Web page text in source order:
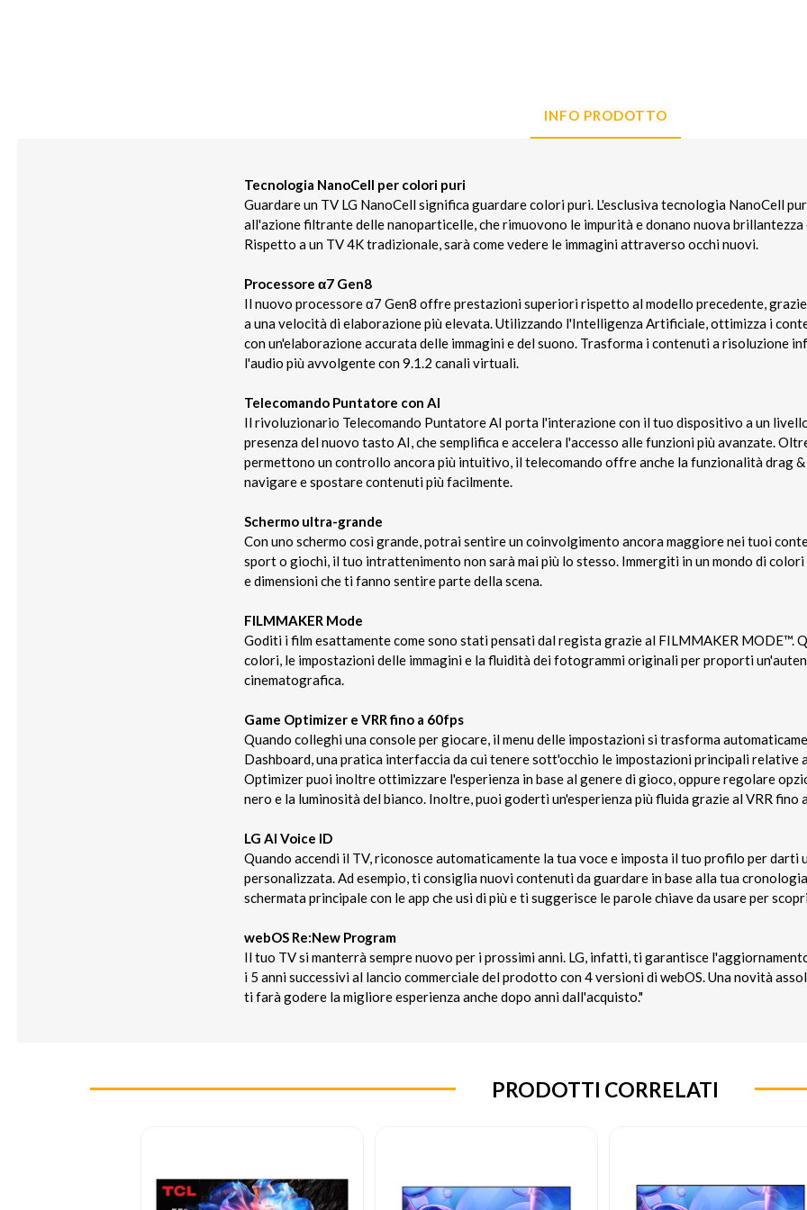
INFO PRODOTTO
Tecnologia NanoCell per colori puri
Guardare un TV LG NanoCell significa guardare colori puri. L'esclusiva tecnologia NanoCell
all'azione filtrante delle nanoparticelle, che rimuovono le impurità e donano nuova brillantezza
Rispetto a un TV 4K tradizionale, sarà come vedere le immagini attraverso occhi nuovi.
Processore α7 Gen8
Il nuovo processore α7 Gen8 offre prestazioni superiori rispetto al modello precedente,
a una velocità di elaborazione più elevata. Utilizzando l'Intelligenza Artificiale, ottimizza i
con un'elaborazione accurata delle immagini e del suono. Trasforma i contenuti a risoluzione
l'audio più avvolgente con 9.1.2 canali virtuali.
Telecomando Puntatore con AI
Il rivoluzionario Telecomando Puntatore AI porta l'interazione con il tuo dispositivo a un
presenza del nuovo tasto AI, che semplifica e accelera l'accesso alle funzioni più avanzate.
permettono un controllo ancora più intuitivo, il telecomando offre anche la funzionalità drag &
navigare e spostare contenuti più facilmente.
Schermo ultra-grande
Con uno schermo così grande, potrai sentire un coinvolgimento ancora maggiore nei tuoi
sport o giochi, il tuo intrattenimento non sarà mai più lo stesso. Immergiti in un mondo di
e dimensioni che ti fanno sentire parte della scena.
FILMMAKER Mode
Goditi i film esattamente come sono stati pensati dal regista grazie al FILMMAKER MODE™.
colori, le impostazioni delle immagini e la fluidità dei fotogrammi originali per proporti
cinematografica.
Game Optimizer e VRR fino a 60fps
Quando colleghi una console per giocare, il menu delle impostazioni si trasforma
Dashboard, una pratica interfaccia da cui tenere sott'occhio le impostazioni principali relative
Optimizer puoi inoltre ottimizzare l'esperienza in base al genere di gioco, oppure regolare
nero e la luminosità del bianco. Inoltre, puoi goderti un'esperienza più fluida grazie al VRR fino
LG AI Voice ID
Quando accendi il TV, riconosce automaticamente la tua voce e imposta il tuo profilo per darti
personalizzata. Ad esempio, ti consiglia nuovi contenuti da guardare in base alla tua
schermata principale con le app che usi di più e ti suggerisce le parole chiave da usare per
webOS Re:New Program
Il tuo TV si manterrà sempre nuovo per i prossimi anni. LG, infatti, ti garantisce
i 5 anni successivi al lancio commerciale del prodotto con 4 versioni di webOS. Una novità
ti farà godere la migliore esperienza anche dopo anni dall'acquisto."
PRODOTTI CORRELATI